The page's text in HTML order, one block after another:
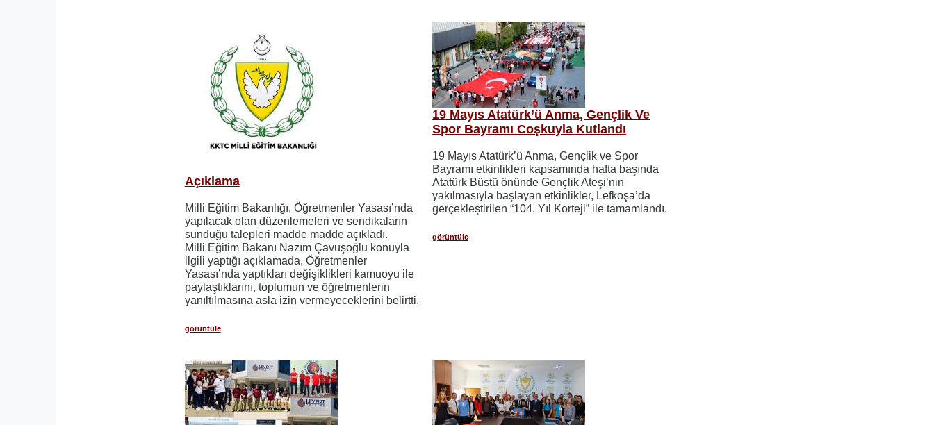
Açıklama
Milli Eğitim Bakanlığı, Öğretmenler Yasası’nda
yapılacak olan düzenlemeleri ve sendikaların
sunduğu talepleri madde madde açıkladı.
Milli Eğitim Bakanı Nazım Çavuşoğlu konuyla
ilgili yaptığı açıklamada, Öğretmenler
Yasası’nda yaptıkları değişiklikleri kamuoyu ile
paylaştıklarını, toplumun ve öğretmenlerin
yanıltılmasına asla izin vermeyeceklerini belirtti.
görüntüle
19 Mayıs Atatürk’ü Anma, Gençlik Ve
Spor Bayramı Coşkuyla Kutlandı
19 Mayıs Atatürk’ü Anma, Gençlik ve Spor
Bayramı etkinlikleri kapsamında hafta başında
Atatürk Büstü önünde Gençlik Ateşi’nin
yakılmasıyla başlayan etkinlikler, Lefkoşa’da
gerçekleştirilen “104. Yıl Korteji” ile tamamlandı.
görüntüle